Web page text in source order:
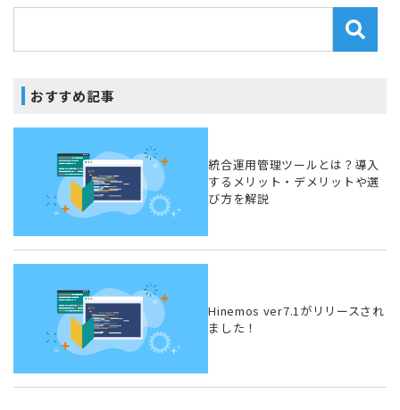
おすすめ記事
統合運用管理ツールとは？導入
するメリット・デメリットや選
び方を解説
Hinemos ver7.1がリリースされ
ました！